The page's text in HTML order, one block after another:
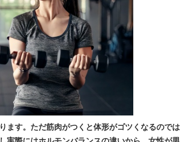
ます。ただ筋肉がつくと体形がゴツくなるのでは